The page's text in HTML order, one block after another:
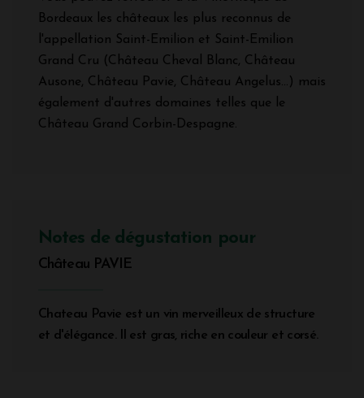
Bordeaux les châteaux les plus reconnus de
l'appellation Saint-Emilion et Saint-Emilion
Grand Cru (Château Cheval Blanc, Château
Ausone, Château Pavie, Château Angelus...) mais
également d'autres domaines telles que le
Château Grand Corbin-Despagne.
Notes de dégustation pour
Château PAVIE
Chateau Pavie est un vin merveilleux de structure
et d'élégance. Il est gras, riche en couleur et corsé.